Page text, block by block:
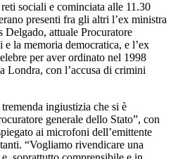
sociali e cominciata alle 11.30
presenti fra gli altri l’ex ministra
attuale Procuratore
la memoria democratica, e l’ex
per aver ordinato nel 1998
Londra, con l’accusa di crimini
ingiustizia che si è
generale dello Stato”, con
ai microfoni dell’emittente
“Vogliamo rivendicare una